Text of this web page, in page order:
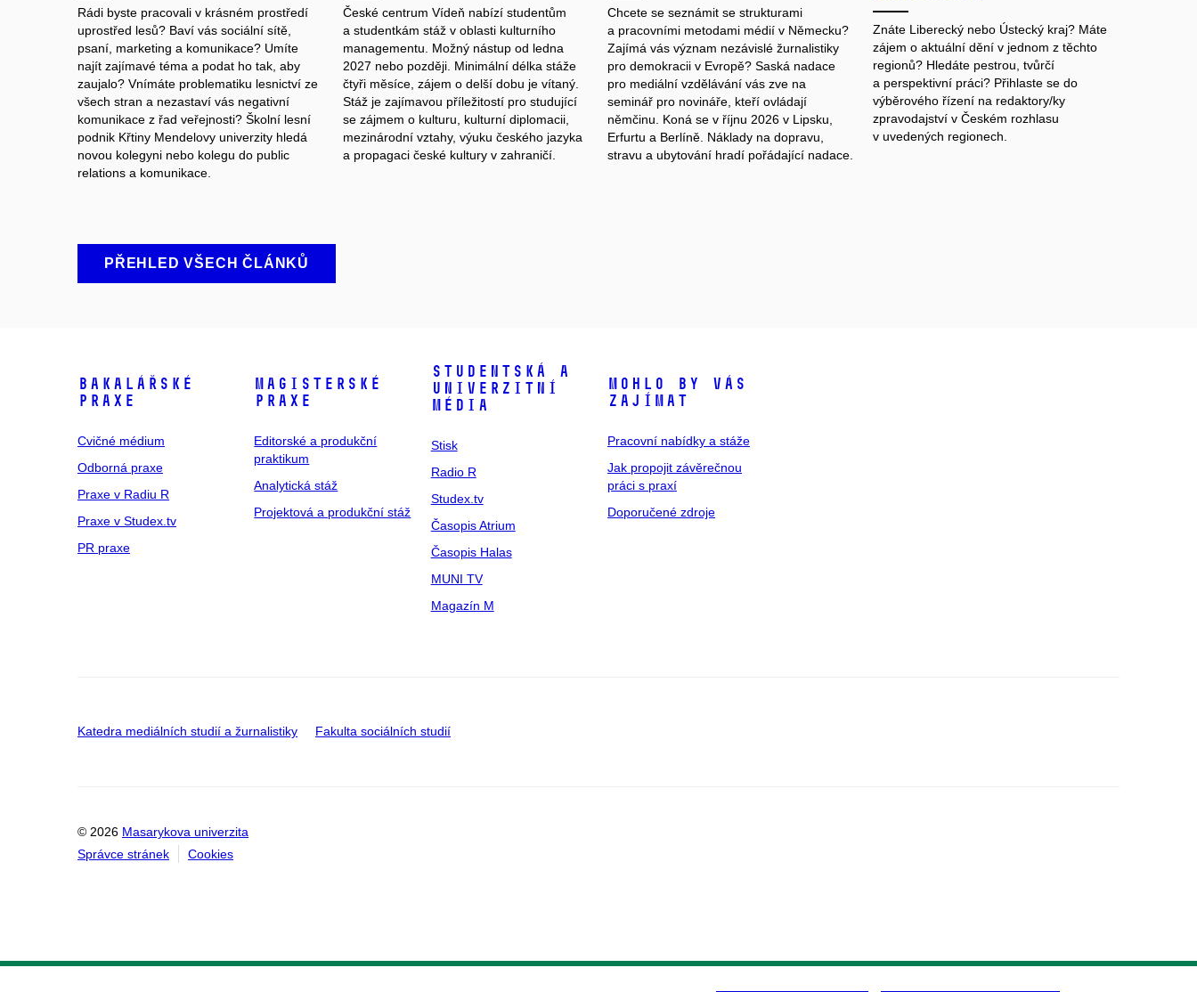
Rádi byste pracovali v krásném prostředí
uprostřed lesů? Baví vás sociální sítě,
psaní, marketing a komunikace? Umíte
najít zajímavé téma a podat ho tak, aby
zaujalo? Vnímáte problematiku lesnictví ze
všech stran a nezastaví vás negativní
komunikace z řad veřejnosti? Školní lesní
podnik Křtiny Mendelovy univerzity hledá
novou kolegyni nebo kolegu do public
relations a komunikace.
České centrum Vídeň nabízí studentům
a studentkám stáž v oblasti kulturního
managementu. Možný nástup od ledna
2027 nebo později. Minimální délka stáže
čtyři měsíce, zájem o delší dobu je vítaný.
Stáž je zajímavou příležitostí pro studující
se zájmem o kulturu, kulturní diplomacii,
mezinárodní vztahy, výuku českého jazyka
a propagaci české kultury v zahraničí.
Chcete se seznámit se strukturami
a pracovními metodami médií v Německu?
Zajímá vás význam nezávislé žurnalistiky
pro demokracii v Evropě? Saská nadace
pro mediální vzdělávání vás zve na
seminář pro novináře, kteří ovládají
němčinu. Koná se v říjnu 2026 v Lipsku,
Erfurtu a Berlíně. Náklady na dopravu,
stravu a ubytování hradí pořádající nadace.
Znáte Liberecký nebo Ústecký kraj? Máte
zájem o aktuální dění v jednom z těchto
regionů? Hledáte pestrou, tvůrčí
a perspektivní práci? Přihlaste se do
výběrového řízení na redaktory/ky
zpravodajství v Českém rozhlasu
v uvedených regionech.
PŘEHLED VŠECH ČLÁNKŮ
Bakalářské
praxe
Cvičné médium
Odborná praxe
Praxe v Radiu R
Praxe v Studex.tv
PR praxe
Magisterské
praxe
Editorské a produkční
praktikum
Analytická stáž
Projektová a produkční stáž
Studentská a
univerzitní
média
Stisk
Radio R
Studex.tv
Časopis Atrium
Časopis Halas
MUNI TV
Magazín M
Mohlo by vás
zajímat
Pracovní nabídky a stáže
Jak propojit závěrečnou
práci s praxí
Doporučené zdroje
Katedra mediálních studií a žurnalistiky Fakulta sociálních studií
© 2026 Masarykova univerzita
Správce stránek
Cookies